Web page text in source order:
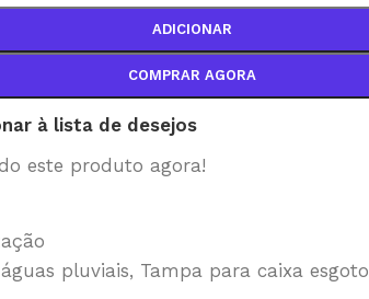
ADICIONAR
COMPRAR AGORA
à lista de desejos
este produto agora!
pluviais, Tampa para caixa esgoto